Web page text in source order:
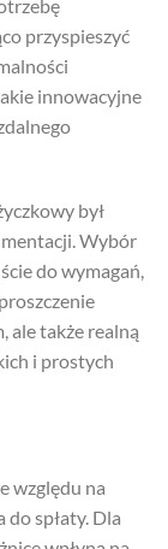
przyspieszyć
innowacyjne
był
Wybór
do wymagań,
ale także realną
i prostych
względu na
spłaty. Dla